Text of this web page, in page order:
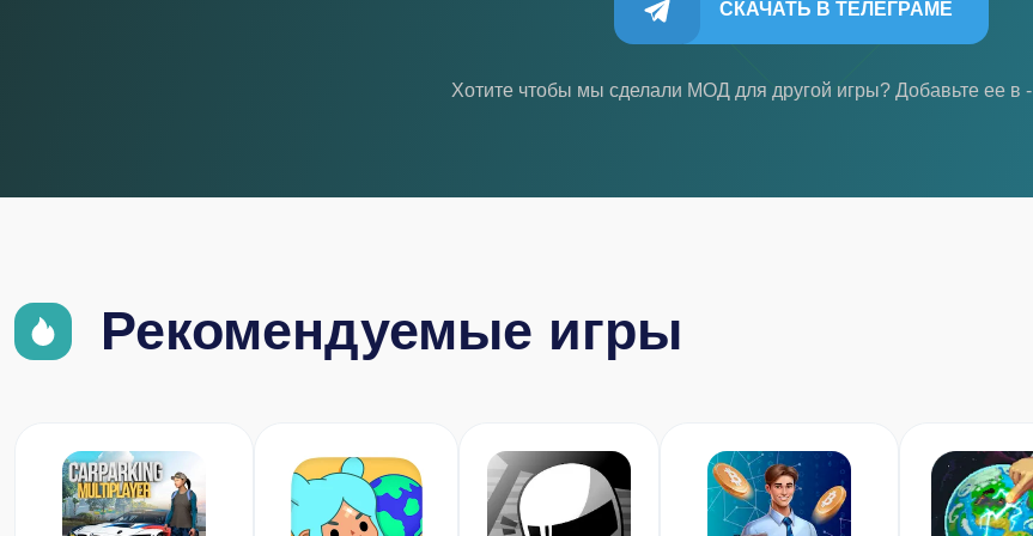
СКАЧАТЬ В ТЕЛЕГРАМЕ
Хотите чтобы мы сделали МОД для другой игры? Добавьте ее в -
Рекомендуемые игры